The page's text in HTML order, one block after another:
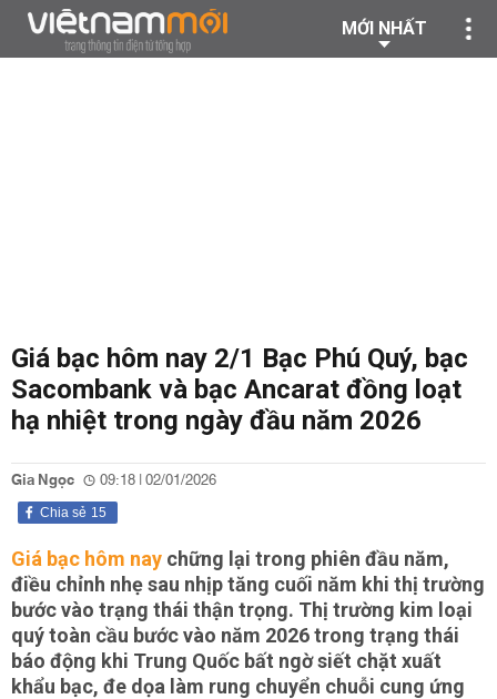
MỚI NHẤT
Giá bạc hôm nay 2/1 Bạc Phú Quý, bạc
Sacombank và bạc Ancarat đồng loạt
hạ nhiệt trong ngày đầu năm 2026
Gia Ngọc 09:18 | 02/01/2026
15
Chia sẻ
Giá bạc hôm nay chững lại trong phiên đầu năm,
điều chỉnh nhẹ sau nhịp tăng cuối năm khi thị trường
bước vào trạng thái thận trọng. Thị trường kim loại
quý toàn cầu bước vào năm 2026 trong trạng thái
báo động khi Trung Quốc bất ngờ siết chặt xuất
khẩu bạc, đe dọa làm rung chuyển chuỗi cung ứng